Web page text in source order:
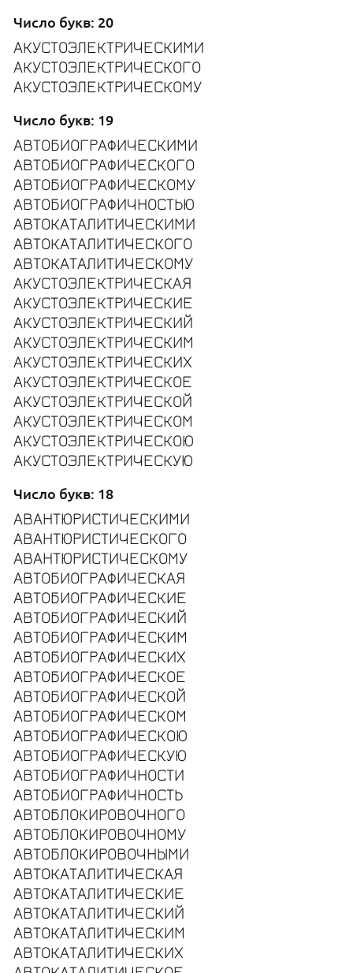
Число букв: 20
АКУСТОЭЛЕКТРИЧЕСКИМИ
АКУСТОЭЛЕКТРИЧЕСКОГО
АКУСТОЭЛЕКТРИЧЕСКОМУ
Число букв: 19
АВТОБИОГРАФИЧЕСКИМИ
АВТОБИОГРАФИЧЕСКОГО
АВТОБИОГРАФИЧЕСКОМУ
АВТОБИОГРАФИЧНОСТЬЮ
АВТОКАТАЛИТИЧЕСКИМИ
АВТОКАТАЛИТИЧЕСКОГО
АВТОКАТАЛИТИЧЕСКОМУ
АКУСТОЭЛЕКТРИЧЕСКАЯ
АКУСТОЭЛЕКТРИЧЕСКИЕ
АКУСТОЭЛЕКТРИЧЕСКИЙ
АКУСТОЭЛЕКТРИЧЕСКИМ
АКУСТОЭЛЕКТРИЧЕСКИХ
АКУСТОЭЛЕКТРИЧЕСКОЕ
АКУСТОЭЛЕКТРИЧЕСКОЙ
АКУСТОЭЛЕКТРИЧЕСКОМ
АКУСТОЭЛЕКТРИЧЕСКОЮ
АКУСТОЭЛЕКТРИЧЕСКУЮ
Число букв: 18
АВАНТЮРИСТИЧЕСКИМИ
АВАНТЮРИСТИЧЕСКОГО
АВАНТЮРИСТИЧЕСКОМУ
АВТОБИОГРАФИЧЕСКАЯ
АВТОБИОГРАФИЧЕСКИЕ
АВТОБИОГРАФИЧЕСКИЙ
АВТОБИОГРАФИЧЕСКИМ
АВТОБИОГРАФИЧЕСКИХ
АВТОБИОГРАФИЧЕСКОЕ
АВТОБИОГРАФИЧЕСКОЙ
АВТОБИОГРАФИЧЕСКОМ
АВТОБИОГРАФИЧЕСКОЮ
АВТОБИОГРАФИЧЕСКУЮ
АВТОБИОГРАФИЧНОСТИ
АВТОБИОГРАФИЧНОСТЬ
АВТОБЛОКИРОВОЧНОГО
АВТОБЛОКИРОВОЧНОМУ
АВТОБЛОКИРОВОЧНЫМИ
АВТОКАТАЛИТИЧЕСКАЯ
АВТОКАТАЛИТИЧЕСКИЕ
АВТОКАТАЛИТИЧЕСКИЙ
АВТОКАТАЛИТИЧЕСКИМ
АВТОКАТАЛИТИЧЕСКИХ